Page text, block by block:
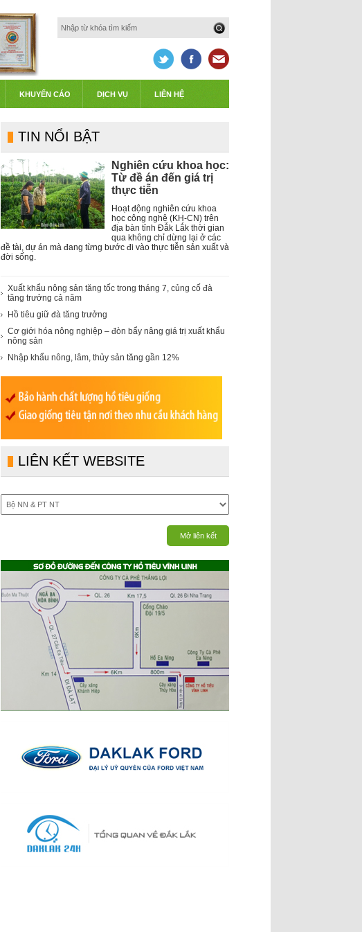
KHUYẾN CÁO DỊCH VỤ LIÊN HỆ
TIN NỔI BẬT
Nghiên cứu khoa học:
Từ đề án đến giá trị
thực tiễn
Hoạt động nghiên cứu khoa
học công nghệ (KH-CN) trên
địa bàn tỉnh Đắk Lắk thời gian
qua không chỉ dừng lại ở các
đề tài, dự án mà đang từng bước đi vào thực tiễn sản xuất và
đời sống.
Xuất khẩu nông sản tăng tốc trong tháng 7, củng cố đà
tăng trưởng cả năm
Hồ tiêu giữ đà tăng trưởng
Cơ giới hóa nông nghiệp – đòn bẩy nâng giá trị xuất khẩu
nông sản
Nhập khẩu nông, lâm, thủy sản tăng gần 12%
LIÊN KẾT WEBSITE
Mở liên kết